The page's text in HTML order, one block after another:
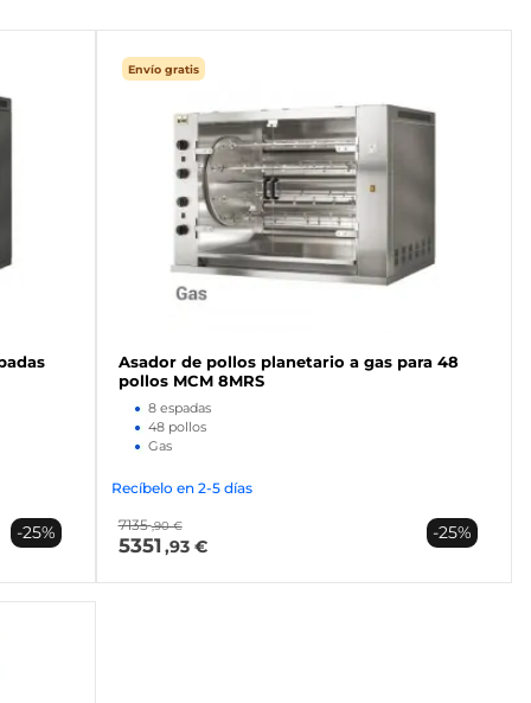
-25%
Envío gratis
Asador de pollos planetario a gas para 48
pollos MCM 8MRS
8 espadas
48 pollos
Gas
Recíbelo en 2-5 días
7135 ,90 €
5351,93 €
-25%